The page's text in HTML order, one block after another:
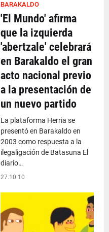
BARAKALDO
'El Mundo' afirma
que la izquierda
'abertzale' celebrará
en Barakaldo el gran
acto nacional previo
a la presentación de
un nuevo partido
La plataforma Herria se
presentó en Barakaldo en
2003 como respuesta a la
ilegaligación de Batasuna El
diario…
27.10.10